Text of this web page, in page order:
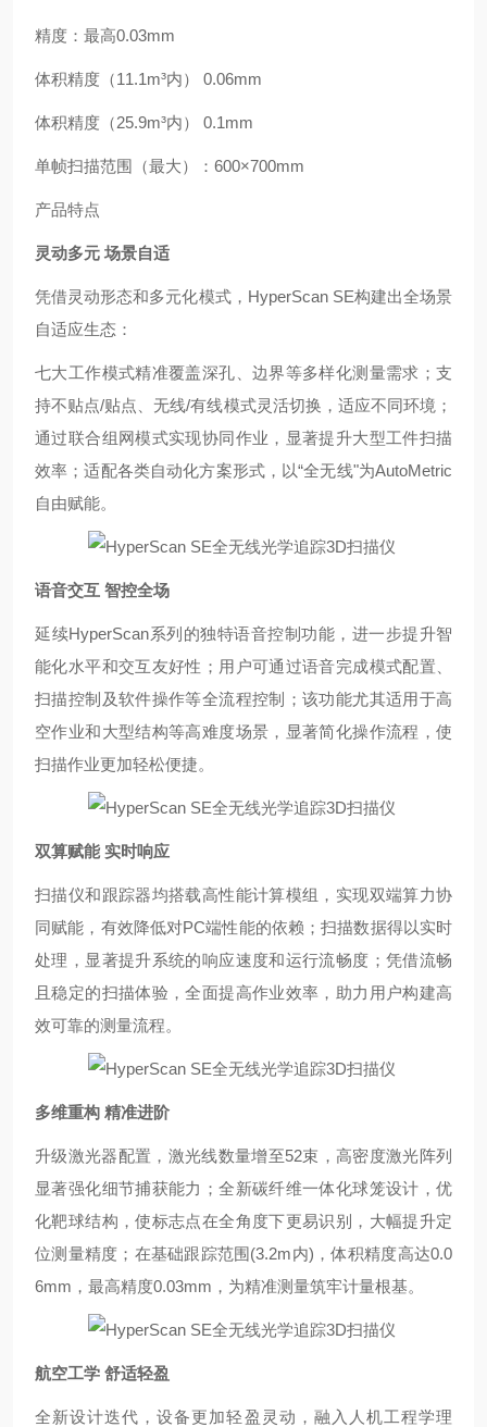
精度 ： 最高0.03mm
体积精度（11.1m³内） 0.06mm
体积精度（25.9m³内） 0.1mm
单帧扫描范围（最大） ： 600×700mm
产品特点
灵动多元 场景自适
凭借灵动形态和多元化模式， HyperScan SE构建出全场景
自适应生态 ：
七大工作模式精准覆盖深孔、边界等多样化测量需求 ； 支
持不贴点/贴点、无线/有线模式灵活切换，适应不同环境 ；
通过联合组网模式实现协同作业，显著提升大型工件扫描
效率 ；适配各类自动化方案形式，以“全无线"为AutoMetric
自由赋能。
语音交互 智控全场
延续HyperScan系列的独特语音控制功能，进一步提升智
能化水平和交互友好性 ； 用户可通过语音完成模式配置、
扫描控制及软件操作等全流程控制
； 该功能尤其适用于高
空作业和大型结构等高难度场景，显著简化操作流程，使
扫描作业更加轻松便捷。
双算赋能 实时响应
扫描仪和跟踪器均搭载高性能计算模组，实现双端算力协
同赋能，有效降低对PC端性能的依赖 ； 扫描数据得以实时
处理，显著提升系统的响应速度和运行流畅度 ； 凭借流畅
且稳定的扫描体验，全面提高作业效率，助力用户构建高
效可靠的测量流程。
多维重构 精准进阶
升级激光器配置，激光线数量增至52束，高密度激光阵列
显著强化细节捕获能力 ； 全新碳纤维一体化球笼设计，优
化靶球结构，使标志点在全角度下更易识别，大幅提升定
位测量精度 ； 在基础跟踪范围 (3.2m内) ，体积精度高达0.0
6mm ，最高精度0.03mm ， 为精准测量筑牢计量根基。
航空工学 舒适轻盈
全新设计迭代，设备更加轻盈灵动，融入人机工程学理